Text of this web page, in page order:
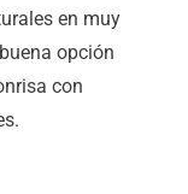
en muy
opción
con